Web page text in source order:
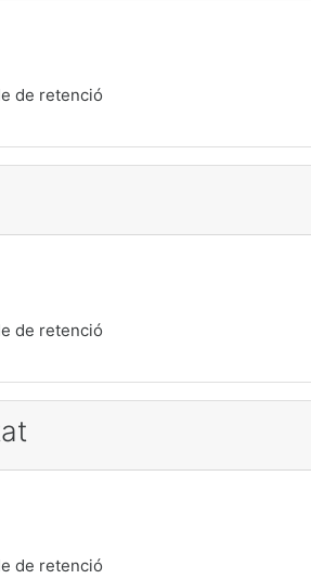
de retenció
de retenció
de retenció